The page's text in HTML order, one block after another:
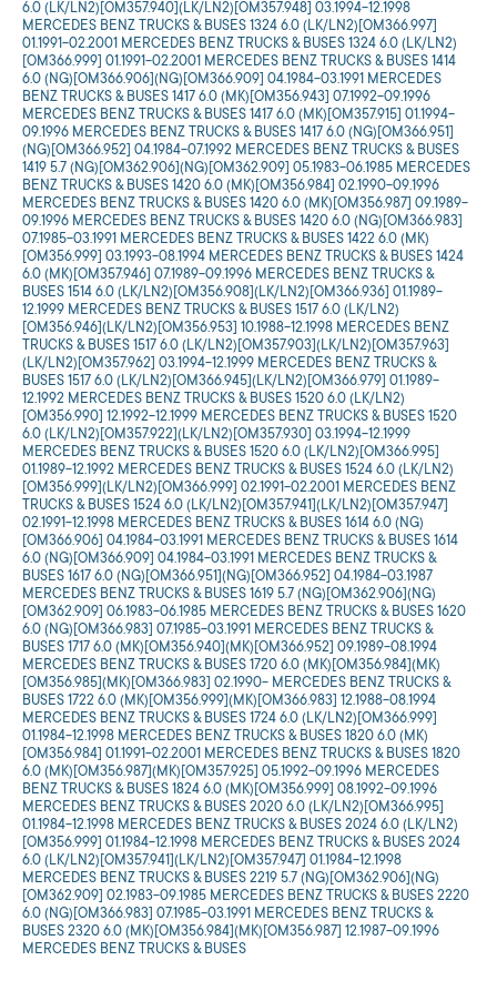
6.0 (LK/LN2)[OM357.940](LK/LN2)[OM357.948] 03.1994-12.1998
MERCEDES BENZ TRUCKS & BUSES 1324 6.0 (LK/LN2)[OM366.997]
01.1991-02.2001 MERCEDES BENZ TRUCKS & BUSES 1324 6.0 (LK/LN2)
[OM366.999] 01.1991-02.2001 MERCEDES BENZ TRUCKS & BUSES 1414
6.0 (NG)[OM366.906](NG)[OM366.909] 04.1984-03.1991 MERCEDES
BENZ TRUCKS & BUSES 1417 6.0 (MK)[OM356.943] 07.1992-09.1996
MERCEDES BENZ TRUCKS & BUSES 1417 6.0 (MK)[OM357.915] 01.1994-
09.1996 MERCEDES BENZ TRUCKS & BUSES 1417 6.0 (NG)[OM366.951]
(NG)[OM366.952] 04.1984-07.1992 MERCEDES BENZ TRUCKS & BUSES
1419 5.7 (NG)[OM362.906](NG)[OM362.909] 05.1983-06.1985 MERCEDES
BENZ TRUCKS & BUSES 1420 6.0 (MK)[OM356.984] 02.1990-09.1996
MERCEDES BENZ TRUCKS & BUSES 1420 6.0 (MK)[OM356.987] 09.1989-
09.1996 MERCEDES BENZ TRUCKS & BUSES 1420 6.0 (NG)[OM366.983]
07.1985-03.1991 MERCEDES BENZ TRUCKS & BUSES 1422 6.0 (MK)
[OM356.999] 03.1993-08.1994 MERCEDES BENZ TRUCKS & BUSES 1424
6.0 (MK)[OM357.946] 07.1989-09.1996 MERCEDES BENZ TRUCKS &
BUSES 1514 6.0 (LK/LN2)[OM356.908](LK/LN2)[OM366.936] 01.1989-
12.1999 MERCEDES BENZ TRUCKS & BUSES 1517 6.0 (LK/LN2)
[OM356.946](LK/LN2)[OM356.953] 10.1988-12.1998 MERCEDES BENZ
TRUCKS & BUSES 1517 6.0 (LK/LN2)[OM357.903](LK/LN2)[OM357.963]
(LK/LN2)[OM357.962] 03.1994-12.1999 MERCEDES BENZ TRUCKS &
BUSES 1517 6.0 (LK/LN2)[OM366.945](LK/LN2)[OM366.979] 01.1989-
12.1992 MERCEDES BENZ TRUCKS & BUSES 1520 6.0 (LK/LN2)
[OM356.990] 12.1992-12.1999 MERCEDES BENZ TRUCKS & BUSES 1520
6.0 (LK/LN2)[OM357.922](LK/LN2)[OM357.930] 03.1994-12.1999
MERCEDES BENZ TRUCKS & BUSES 1520 6.0 (LK/LN2)[OM366.995]
01.1989-12.1992 MERCEDES BENZ TRUCKS & BUSES 1524 6.0 (LK/LN2)
[OM356.999](LK/LN2)[OM366.999] 02.1991-02.2001 MERCEDES BENZ
TRUCKS & BUSES 1524 6.0 (LK/LN2)[OM357.941](LK/LN2)[OM357.947]
02.1991-12.1998 MERCEDES BENZ TRUCKS & BUSES 1614 6.0 (NG)
[OM366.906] 04.1984-03.1991 MERCEDES BENZ TRUCKS & BUSES 1614
6.0 (NG)[OM366.909] 04.1984-03.1991 MERCEDES BENZ TRUCKS &
BUSES 1617 6.0 (NG)[OM366.951](NG)[OM366.952] 04.1984-03.1987
MERCEDES BENZ TRUCKS & BUSES 1619 5.7 (NG)[OM362.906](NG)
[OM362.909] 06.1983-06.1985 MERCEDES BENZ TRUCKS & BUSES 1620
6.0 (NG)[OM366.983] 07.1985-03.1991 MERCEDES BENZ TRUCKS &
BUSES 1717 6.0 (MK)[OM356.940](MK)[OM366.952] 09.1989-08.1994
MERCEDES BENZ TRUCKS & BUSES 1720 6.0 (MK)[OM356.984](MK)
[OM356.985](MK)[OM366.983] 02.1990- MERCEDES BENZ TRUCKS &
BUSES 1722 6.0 (MK)[OM356.999](MK)[OM366.983] 12.1988-08.1994
MERCEDES BENZ TRUCKS & BUSES 1724 6.0 (LK/LN2)[OM366.999]
01.1984-12.1998 MERCEDES BENZ TRUCKS & BUSES 1820 6.0 (MK)
[OM356.984] 01.1991-02.2001 MERCEDES BENZ TRUCKS & BUSES 1820
6.0 (MK)[OM356.987](MK)[OM357.925] 05.1992-09.1996 MERCEDES
BENZ TRUCKS & BUSES 1824 6.0 (MK)[OM356.999] 08.1992-09.1996
MERCEDES BENZ TRUCKS & BUSES 2020 6.0 (LK/LN2)[OM366.995]
01.1984-12.1998 MERCEDES BENZ TRUCKS & BUSES 2024 6.0 (LK/LN2)
[OM356.999] 01.1984-12.1998 MERCEDES BENZ TRUCKS & BUSES 2024
6.0 (LK/LN2)[OM357.941](LK/LN2)[OM357.947] 01.1984-12.1998
MERCEDES BENZ TRUCKS & BUSES 2219 5.7 (NG)[OM362.906](NG)
[OM362.909] 02.1983-09.1985 MERCEDES BENZ TRUCKS & BUSES 2220
6.0 (NG)[OM366.983] 07.1985-03.1991 MERCEDES BENZ TRUCKS &
BUSES 2320 6.0 (MK)[OM356.984](MK)[OM356.987] 12.1987-09.1996
MERCEDES BENZ TRUCKS & BUSES